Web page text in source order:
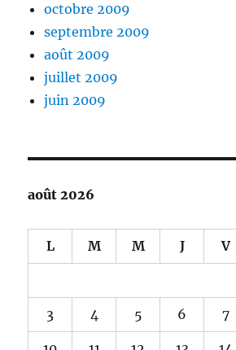
octobre 2009
septembre 2009
août 2009
juillet 2009
juin 2009
août 2026
L M M J V
3 4 5 6 7